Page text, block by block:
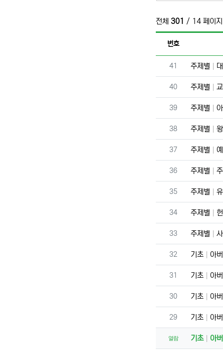
전체 301 / 14 페이지
번호
번호
41 주제별
번호
40 주제별
번호
39 주제별
번호
38 주제별
번호
37 주제별
번호
36 주제별
번호
35 주제별
번호
34 주제별
번호
33 주제별
번호
32 기초 아
번호
31 기초 아
번호
30 기초 아
번호
29 기초 아
열람 기초 아